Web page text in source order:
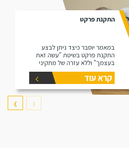
התקנת פרקט
במאמר יוסבר כיצד ניתן לבצע
התקנת פרקט בשיטת "עשה זאת
בעצמך" וללא עזרה של מתקיני
פרקטים.
קרא עוד
❮
❯